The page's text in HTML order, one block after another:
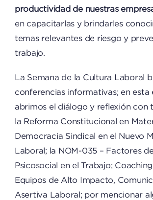
productividad de nuestras
en capacitarlas y brindarles
temas relevantes de riesgo y
trabajo.
La Semana de la Cultura Laboral
conferencias informativas; en esta
abrimos el diálogo y reflexión con
la Reforma Constitucional en
Democracia Sindical en el Nuevo
Laboral; la NOM-035 – Factores
Psicosocial en el Trabajo;
Equipos de Alto Impacto,
Asertiva Laboral; por mencionar